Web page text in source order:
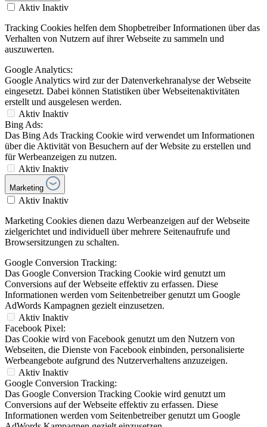
Aktiv Inaktiv
Tracking Cookies helfen dem Shopbetreiber Informationen über das
Verhalten von Nutzern auf ihrer Webseite zu sammeln und
auszuwerten.
Google Analytics:
Google Analytics wird zur der Datenverkehranalyse der Webseite
eingesetzt. Dabei können Statistiken über Webseitenaktivitäten
erstellt und ausgelesen werden.
Aktiv Inaktiv
Bing Ads:
Das Bing Ads Tracking Cookie wird verwendet um Informationen
über die Aktivität von Besuchern auf der Website zu erstellen und
für Werbeanzeigen zu nutzen.
Aktiv Inaktiv
Marketing
Aktiv Inaktiv
Marketing Cookies dienen dazu Werbeanzeigen auf der Webseite
zielgerichtet und individuell über mehrere Seitenaufrufe und
Browsersitzungen zu schalten.
Google Conversion Tracking:
Das Google Conversion Tracking Cookie wird genutzt um
Conversions auf der Webseite effektiv zu erfassen. Diese
Informationen werden vom Seitenbetreiber genutzt um Google
AdWords Kampagnen gezielt einzusetzen.
Aktiv Inaktiv
Facebook Pixel:
Das Cookie wird von Facebook genutzt um den Nutzern von
Webseiten, die Dienste von Facebook einbinden, personalisierte
Werbeangebote aufgrund des Nutzerverhaltens anzuzeigen.
Aktiv Inaktiv
Google Conversion Tracking:
Das Google Conversion Tracking Cookie wird genutzt um
Conversions auf der Webseite effektiv zu erfassen. Diese
Informationen werden vom Seitenbetreiber genutzt um Google